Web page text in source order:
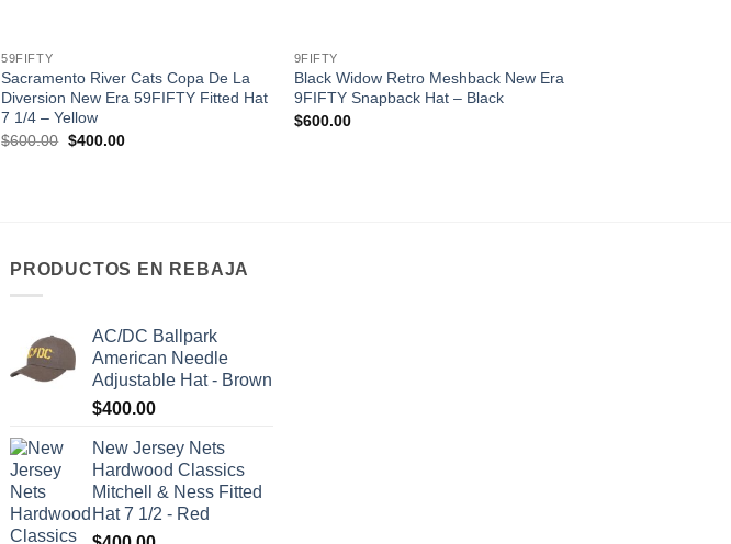
59FIFTY
Sacramento River Cats Copa De La
Diversion New Era 59FIFTY Fitted Hat
7 1/4 – Yellow
$600.00 $400.00
9FIFTY
Black Widow Retro Meshback New Era
9FIFTY Snapback Hat – Black
$600.00
PRODUCTOS EN REBAJA
AC/DC Ballpark
American Needle
Adjustable Hat - Brown
$400.00
New Jersey Nets
Hardwood Classics
Mitchell & Ness Fitted
Hat 7 1/2 - Red